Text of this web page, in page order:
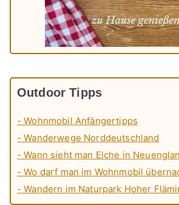
Outdoor Tipps
- Wohnmobil Anfängertipps
- Wanderwege Norddeutschland
- Wann sieht man Elche in
- Wo darf man im Wohnmobil
- Wandern im Naturpark Hoher